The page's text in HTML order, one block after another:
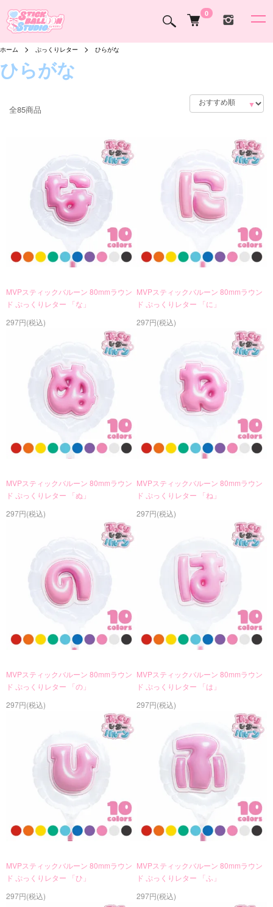
0
ホーム ぷっくりレター ひらがな
ひらがな
全85商品
MVPスティックバルーン 80mmラウン
ド ぷっくりレター 「な」
297円(税込)
MVPスティックバルーン 80mmラウン
ド ぷっくりレター 「に」
297円(税込)
MVPスティックバルーン 80mmラウン
ド ぷっくりレター 「ぬ」
297円(税込)
MVPスティックバルーン 80mmラウン
ド ぷっくりレター 「ね」
297円(税込)
MVPスティックバルーン 80mmラウン
ド ぷっくりレター 「の」
297円(税込)
MVPスティックバルーン 80mmラウン
ド ぷっくりレター 「は」
297円(税込)
MVPスティックバルーン 80mmラウン
ド ぷっくりレター 「ひ」
297円(税込)
MVPスティックバルーン 80mmラウン
ド ぷっくりレター 「ふ」
297円(税込)